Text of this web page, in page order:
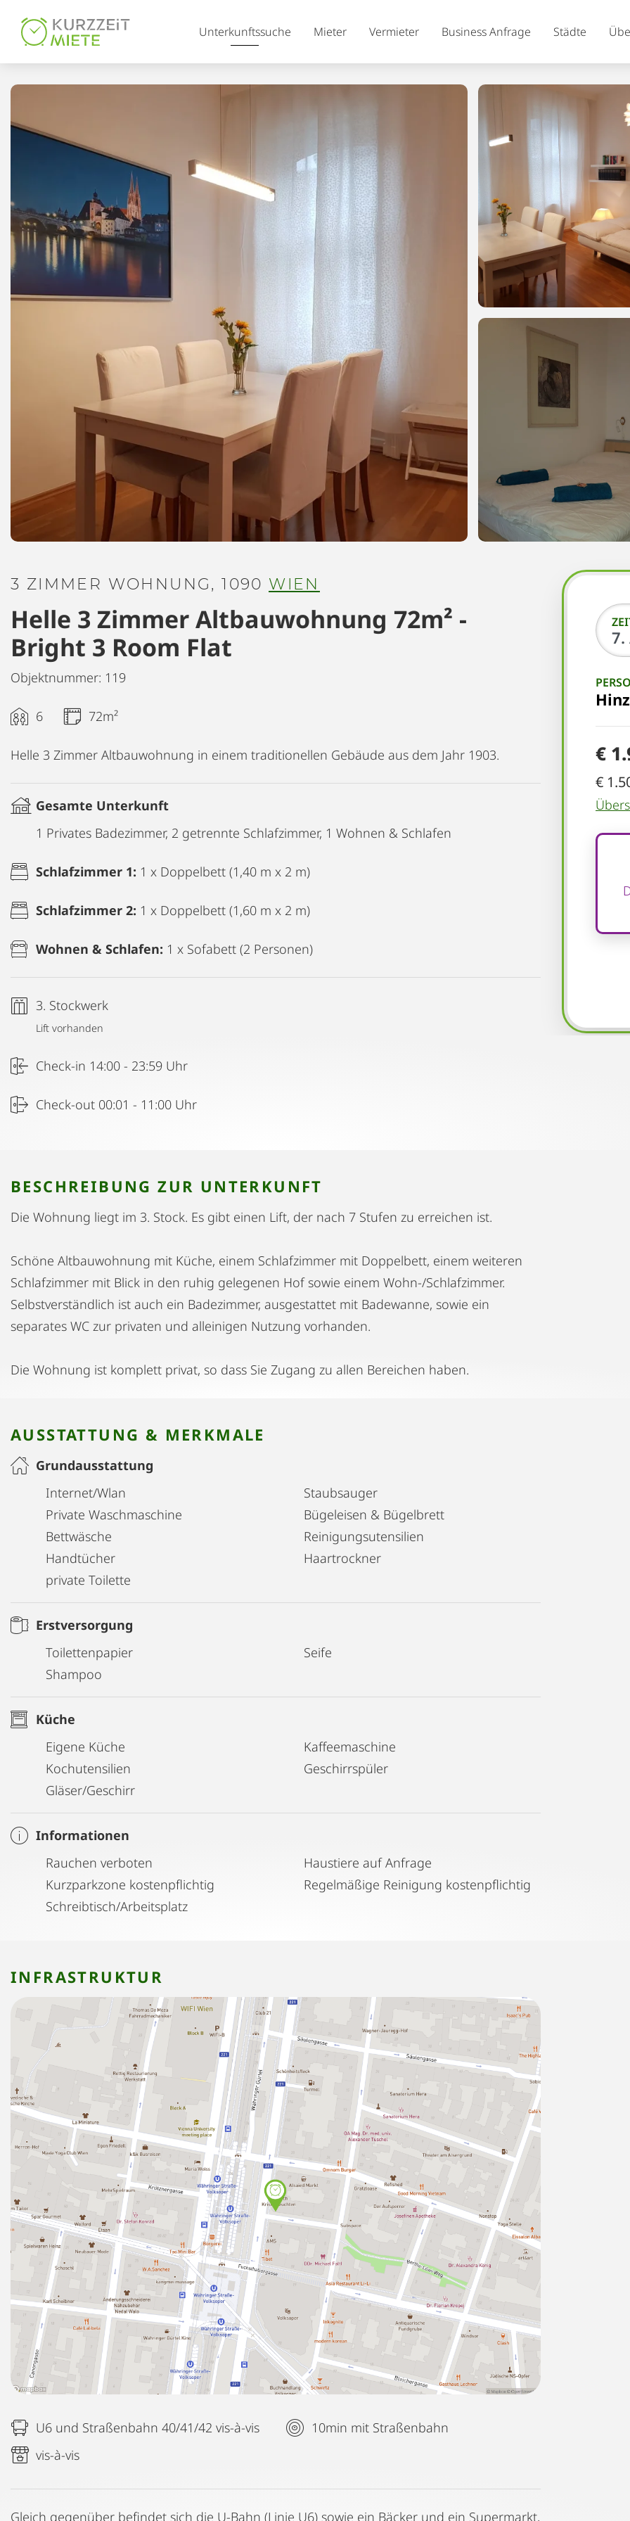
Unterkunftssuche Mieter Vermieter Business Anfrage Städte
€
€
3 ZIMMER WOHNUNG, 1090 WIEN
Helle 3 Zimmer Altbauwohnung 72m² -
Bright 3 Room Flat
Objektnummer: 119
6 72m²
Helle 3 Zimmer Altbauwohnung in einem traditionellen Gebäude aus dem Jahr 1903.
Gesamte Unterkunft
1 Privates Badezimmer, 2 getrennte Schlafzimmer, 1 Wohnen & Schlafen
Schlafzimmer 1: 1 x Doppelbett (1,40 m x 2 m)
Schlafzimmer 2: 1 x Doppelbett (1,60 m x 2 m)
Wohnen & Schlafen: 1 x Sofabett (2 Personen)
3. Stockwerk
Lift vorhanden
Check-in 14:00 - 23:59 Uhr
Check-out 00:01 - 11:00 Uhr
BESCHREIBUNG ZUR UNTERKUNFT
Die Wohnung liegt im 3. Stock. Es gibt einen Lift, der nach 7 Stufen zu erreichen ist.
Schöne Altbauwohnung mit Küche, einem Schlafzimmer mit Doppelbett, einem weiteren
Schlafzimmer mit Blick in den ruhig gelegenen Hof sowie einem Wohn-/Schlafzimmer.
Selbstverständlich ist auch ein Badezimmer, ausgestattet mit Badewanne, sowie ein
separates WC zur privaten und alleinigen Nutzung vorhanden.
Die Wohnung ist komplett privat, so dass Sie Zugang zu allen Bereichen haben.
AUSSTATTUNG & MERKMALE
Grundausstattung
Internet/Wlan
Private Waschmaschine
Bettwäsche
Handtücher
private Toilette
Staubsauger
Bügeleisen & Bügelbrett
Reinigungsutensilien
Haartrockner
Erstversorgung
Toilettenpapier
Shampoo
Seife
Küche
Eigene Küche
Kochutensilien
Gläser/Geschirr
Kaffeemaschine
Geschirrspüler
Informationen
Rauchen verboten
Kurzparkzone kostenpflichtig
Schreibtisch/Arbeitsplatz
Haustiere auf Anfrage
Regelmäßige Reinigung kostenpflichtig
INFRASTRUKTUR
U6 und Straßenbahn 40/41/42 vis-à-vis
vis-à-vis
10min mit Straßenbahn
Gleich gegenüber befindet sich die U-Bahn (Linie U6) sowie ein Bäcker und ein Supermarkt,